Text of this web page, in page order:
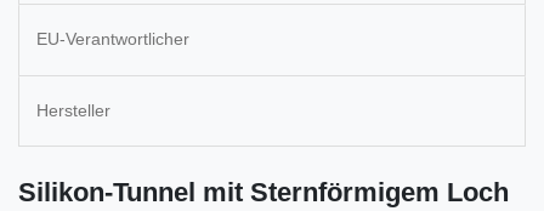
EU-Verantwortlicher
Hersteller
Silikon-Tunnel mit Sternförmigem Loch